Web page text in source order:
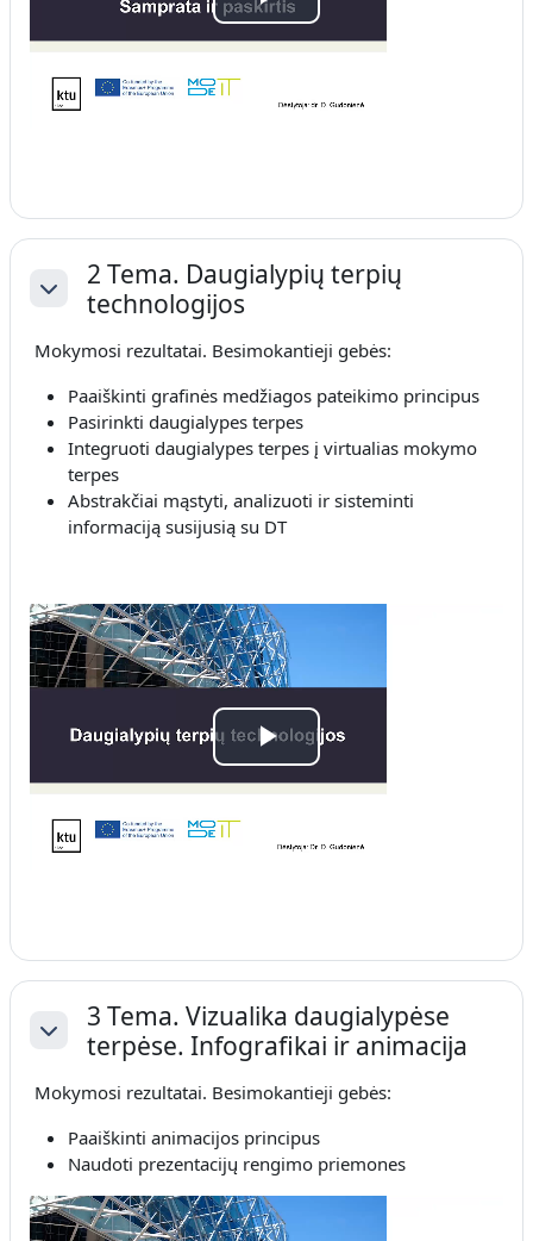
Atskaņot
Savērst
2 Tema. Daugialypių terpių
technologijos
Mokymosi rezultatai. Besimokantieji gebės:
Paaiškinti grafinės medžiagos pateikimo principus
Pasirinkti daugialypes terpes
Integruoti daugialypes terpes į virtualias mokymo
terpes
Abstrakčiai mąstyti, analizuoti ir sisteminti
informaciją susijusią su DT
Atskaņot
Savērst
3 Tema. Vizualika daugialypėse
terpėse. Infografikai ir animacija
Mokymosi rezultatai. Besimokantieji gebės:
Paaiškinti animacijos principus
Naudoti prezentacijų rengimo priemones